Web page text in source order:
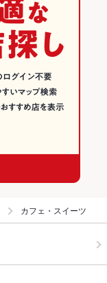
カフェ・スイーツ